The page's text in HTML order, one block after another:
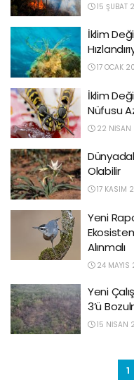
15 ŞUBAT
İklim
17 OCAK
İklim
Nüfusu
22 NISAN
Olabilir
17 KASIM
Yeni
Alınmalı
24 MAYIS
Yeni
3’ü
15 NISAN
1